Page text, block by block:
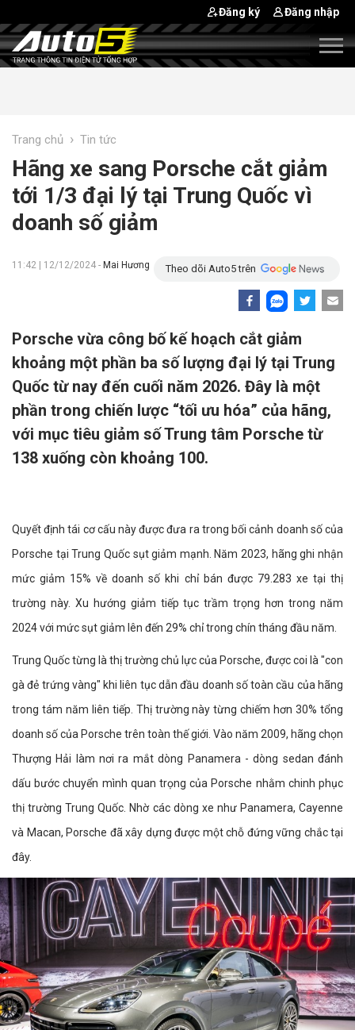
Đăng ký Đăng nhập
Trang chủ › Tin tức
Hãng xe sang Porsche cắt giảm
tới 1/3 đại lý tại Trung Quốc vì
doanh số giảm
11:42 | 12/12/2024 - Mai Hương Theo dõi Auto5 trên
Porsche vừa công bố kế hoạch cắt giảm
khoảng một phần ba số lượng đại lý tại Trung
Quốc từ nay đến cuối năm 2026. Đây là một
phần trong chiến lược “tối ưu hóa” của hãng,
với mục tiêu giảm số Trung tâm Porsche từ
138 xuống còn khoảng 100.
Quyết định tái cơ cấu này được đưa ra trong bối cảnh doanh số của
Porsche tại Trung Quốc sụt giảm mạnh. Năm 2023, hãng ghi nhận
mức giảm 15% về doanh số khi chỉ bán được 79.283 xe tại thị
trường này. Xu hướng giảm tiếp tục trầm trọng hơn trong năm
2024 với mức sụt giảm lên đến 29% chỉ trong chín tháng đầu năm.
Trung Quốc từng là thị trường chủ lực của Porsche, được coi là "con
gà đẻ trứng vàng" khi liên tục dẫn đầu doanh số toàn cầu của hãng
trong tám năm liên tiếp. Thị trường này từng chiếm hơn 30% tổng
doanh số của Porsche trên toàn thế giới. Vào năm 2009, hãng chọn
Thượng Hải làm nơi ra mắt dòng Panamera - dòng sedan đánh
dấu bước chuyển mình quan trọng của Porsche nhằm chinh phục
thị trường Trung Quốc. Nhờ các dòng xe như Panamera, Cayenne
và Macan, Porsche đã xây dựng được một chỗ đứng vững chắc tại
đây.